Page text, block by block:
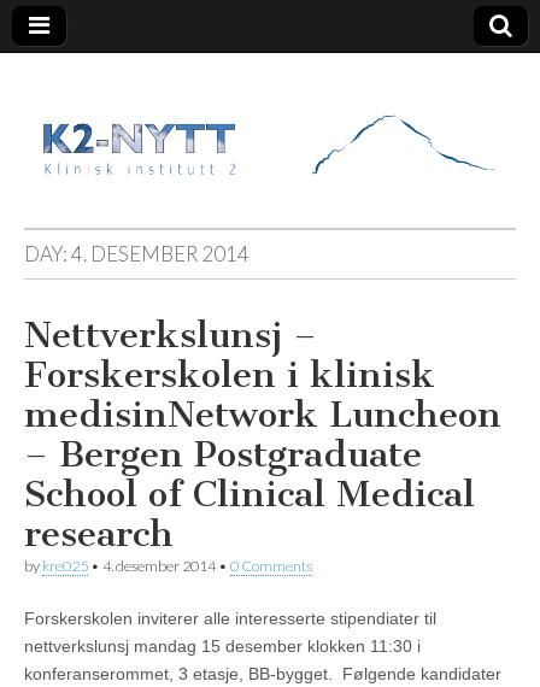
K2 Nytt
DAY:4. DESEMBER 2014
Nettverkslunsj –
Forskerskolen i klinisk
medisinNetwork Luncheon
– Bergen Postgraduate
School of Clinical Medical
research
by kre025 • 4. desember 2014• 0 Comments
Forskerskolen inviterer alle interesserte stipendiater til
nettverkslunsj mandag 15 desember klokken 11:30 i
konferanserommet, 3 etasje, BB-bygget. Følgende kandidater